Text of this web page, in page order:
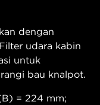
dengan
udara kabin
untuk
bau knalpot.
= 224 mm;